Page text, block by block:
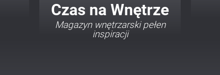
Twój Dom Twój Styl
Porady i inspiracje w
najmodniejszych stylach